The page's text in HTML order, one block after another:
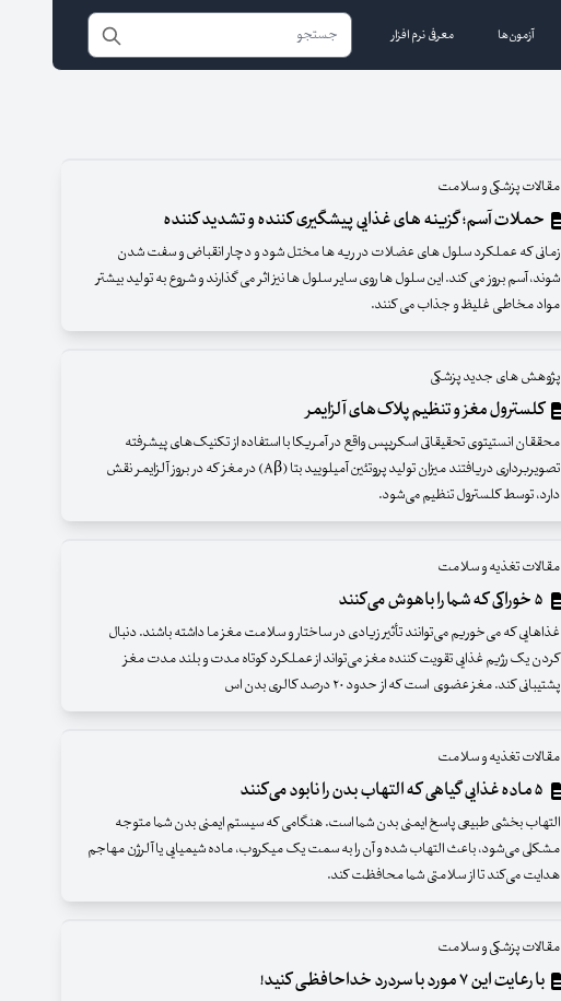
آزمون‌ها معرفی نرم افزار
مقالات پزشکی و سلامت
حملات آسم؛ گزینه های غذایی پیشگیری کننده و تشدید کننده
زمانی که عملکرد سلول‌ های عضلات در ریه ‌ها مختل شود و دچار انقباض و سفت شدن
شوند، آسم بروز می ‌کند. این سلول ‌ها روی سایر سلول‌ ها نیز اثر می ‌گذارند و شروع به تولید بیشتر
مواد مخاطی غلیظ و جذاب می ‌کنند.
پژوهش های جدید پزشکی
کلسترول مغز و تنظیم پلاک‌های آلزایمر
محققان انستیتوی تحقیقاتی اسکریپس واقع در آمریکا با استفاده از تکنیک‌های پیشرفته
تصویربرداری دریافتند میزان تولید پروتئین آمیلویید بتا (Aβ) در مغز که در بروز آلزایمر نقش
دارد، توسط کلسترول تنظیم می‌شود.
مقالات تغذیه و سلامت
غذا‌هایی که می‌خوریم می‌توانند تأثیر زیادی در ساختار و سلامت مغز ما داشته باشند. دنبال
کردن یک رژیم غذایی تقویت کننده مغز می‌تواند از عملکرد کوتاه مدت و بلند مدت مغز
پشتیبانی کند. مغز عضوی است که از حدود ۲۰ درصد کالری بدن اس
مقالات تغذیه و سلامت
التهاب بخشی طبیعی پاسخ ایمنی بدن شما است. هنگامی که سیستم ایمنی بدن شما متوجه
مشکلی می‌شود، باعث التهاب شده و آن را به سمت یک میکروب، ماده شیمیایی یا آلرژن مهاجم
هدایت می‌کند تا از سلامتی شما محافظت کند.
مقالات پزشکی و سلامت
با رعایت این ۷ مورد با سردرد خداحافظی کنید!